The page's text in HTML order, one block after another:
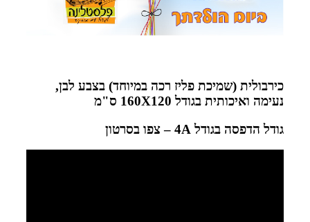
כירבולית (שמיכת פליז רכה במיוחד) בצבע לבן,
נעימה ואיכותית בגודל 160 X120
ס"מ
גודל הדפסה בגודל 4 A – צפו בסרטון